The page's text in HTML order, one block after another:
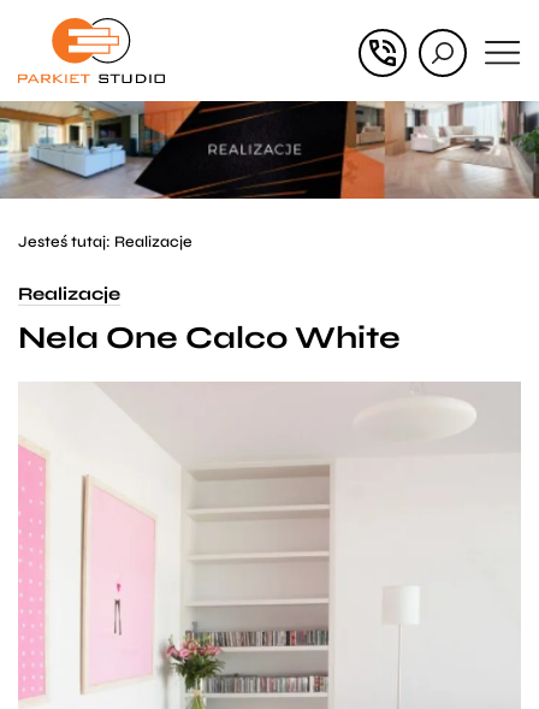
Przejdź
głównego
Przejdź
menu
w
stopce
Jesteś tutaj: Realizacje
Realizacje
Nela One Calco White